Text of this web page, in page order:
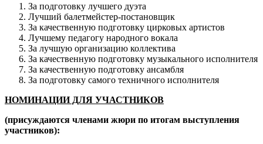
За подготовку лучшего дуэта
Лучший балетмейстер-постановщик
За качественную подготовку цирковых артистов
Лучшему педагогу народного вокала
За лучшую организацию коллектива
За качественную подготовку музыкального исполнителя
За качественную подготовку ансамбля
За подготовку самого техничного исполнителя
НОМИНАЦИИ ДЛЯ УЧАСТНИКОВ
(присуждаются членами жюри по итогам выступления
участников):